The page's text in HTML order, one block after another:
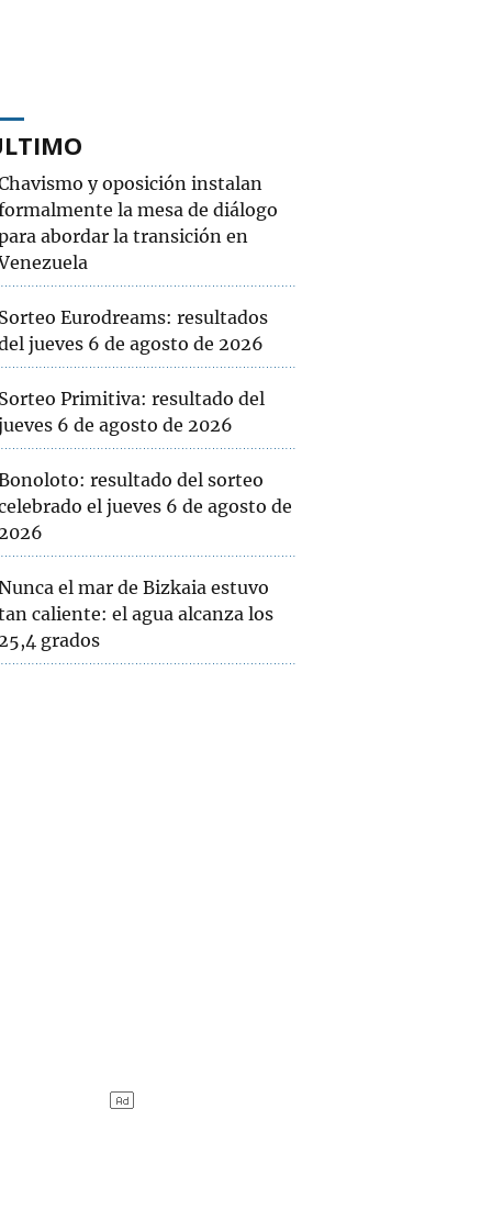
y oposición instalan
la mesa de diálogo
abordar la transición en
Eurodreams: resultados
jueves 6 de agosto de 2026
Primitiva: resultado del
6 de agosto de 2026
resultado del sorteo
el jueves 6 de agosto de
el mar de Bizkaia estuvo
caliente: el agua alcanza los
grados